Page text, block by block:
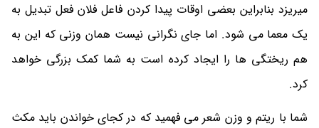
میریزد بنابراین بعضی اوقات پیدا کردن فاعل فلان فعل تبدیل به
یک معما می شود. اما جای نگرانی نیست همان وزنی که این به
هم ریختگی ها را ایجاد کرده است به شما کمک بزرگی خواهد
کرد.
شما با ریتم و وزن شعر می فهمید که در کجای خواندن باید مکث